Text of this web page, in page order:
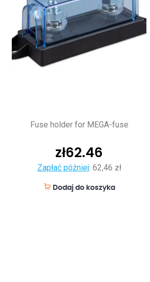
Fuse holder for MEGA-fuse
zł62.46
Zapłać później: 62,46 zł
Dodaj do koszyka